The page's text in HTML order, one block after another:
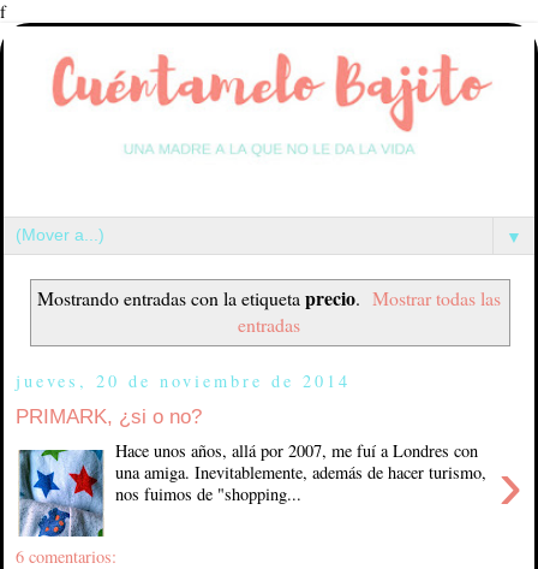
f
▼
Mostrando entradas con la etiqueta precio. Mostrar todas las
entradas
jueves, 20 de noviembre de 2014
PRIMARK, ¿si o no?
›
Hace unos años, allá por 2007, me fuí a Londres con
una amiga. Inevitablemente, además de hacer turismo,
nos fuimos de "shopping...
6 comentarios: